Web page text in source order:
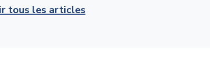
tous les articles